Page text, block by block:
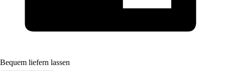
Bequem liefern lassen